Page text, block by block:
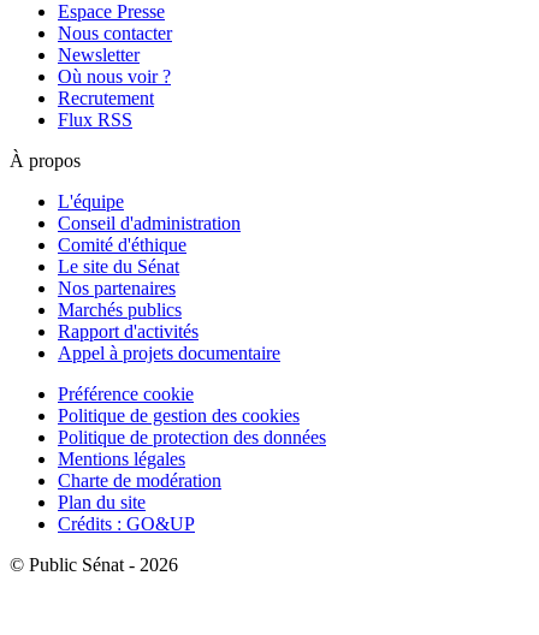
Espace Presse
Nous contacter
Newsletter
Où nous voir ?
Recrutement
Flux RSS
À propos
L'équipe
Conseil d'administration
Comité d'éthique
Le site du Sénat
Nos partenaires
Marchés publics
Rapport d'activités
Appel à projets documentaire
Préférence cookie
Politique de gestion des cookies
Politique de protection des données
Mentions légales
Charte de modération
Plan du site
Crédits : GO&UP
© Public Sénat - 2026